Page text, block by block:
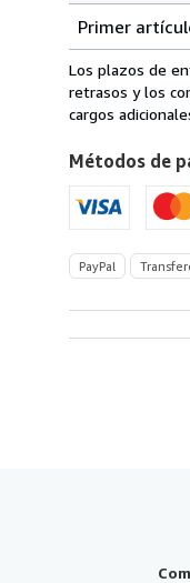
de
envío
de
Italia
Estados
Unidos
de
America
pedido
Primer
Los plazos de
retrasos y los
cargos
Métodos de
PayPal